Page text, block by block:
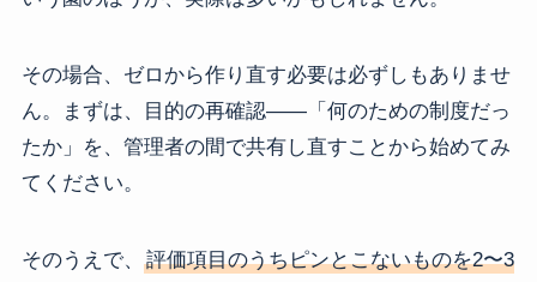
その場合、ゼロから作り直す必要は必ずしもありませ
ん。まずは、目的の再確認――「何のための制度だっ
たか」を、管理者の間で共有し直すことから始めてみ
てください。
そのうえで、
評価項目のうちピンとこないものを2〜3